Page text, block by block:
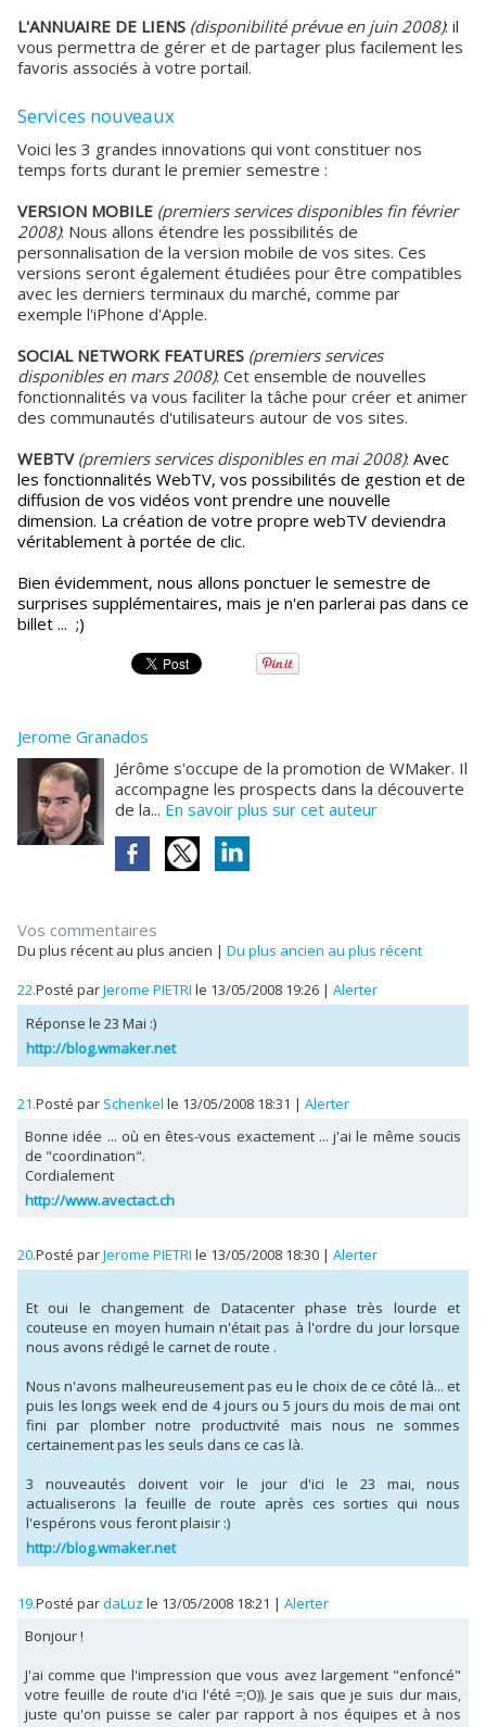
L'ANNUAIRE DE LIENS (disponibilité prévue en juin 2008): il
vous permettra de gérer et de partager plus facilement les
favoris associés à votre portail.
Services nouveaux
Voici les 3 grandes innovations qui vont constituer nos
temps forts durant le premier semestre :
VERSION MOBILE (premiers services disponibles fin février
2008): Nous allons étendre les possibilités de
personnalisation de la version mobile de vos sites. Ces
versions seront également étudiées pour être compatibles
avec les derniers terminaux du marché, comme par
exemple l'iPhone d'Apple.
SOCIAL NETWORK FEATURES (premiers services
disponibles en mars 2008): Cet ensemble de nouvelles
fonctionnalités va vous faciliter la tâche pour créer et animer
des communautés d'utilisateurs autour de vos sites.
WEBTV (premiers services disponibles en mai 2008): Avec
les fonctionnalités WebTV, vos possibilités de gestion et de
diffusion de vos vidéos vont prendre une nouvelle
dimension. La création de votre propre webTV deviendra
véritablement à portée de clic.
Bien évidemment, nous allons ponctuer le semestre de
surprises supplémentaires, mais je n'en parlerai pas dans ce
billet ... ;)
Jerome Granados
Jérôme s'occupe de la promotion de WMaker. Il
accompagne les prospects dans la découverte
de la... En savoir plus sur cet auteur
Vos commentaires
Du plus récent au plus ancien | Du plus ancien au plus récent
22.Posté parJerome PIETRI le 13/05/2008 19:26 | Alerter
Réponse le 23 Mai :)
http://blog.wmaker.net
21.Posté par Schenkel le 13/05/2008 18:31 | Alerter
Bonne idée ... où en êtes-vous exactement ... j'ai le même soucis
de "coordination".
Cordialement
http://www.avectact.ch
20.Posté parJerome PIETRI le 13/05/2008 18:30 | Alerter
Et oui le changement de Datacenter phase très lourde et
couteuse en moyen humain n'était pas à l'ordre du jour lorsque
nous avons rédigé le carnet de route .
Nous n'avons malheureusement pas eu le choix de ce côté là... et
puis les longs week end de 4 jours ou 5 jours du mois de mai ont
fini par plomber notre productivité mais nous ne sommes
certainement pas les seuls dans ce cas là.
3 nouveautés doivent voir le jour d'ici le 23 mai, nous
actualiserons la feuille de route après ces sorties qui nous
l'espérons vous feront plaisir :)
http://blog.wmaker.net
19.Posté pardaLuz le 13/05/2008 18:21 | Alerter
Bonjour !
J'ai comme que l'impression que vous avez largement "enfoncé"
votre feuille de route d'ici l'été =;O)). Je sais que je suis dur mais,
juste qu'on puisse se caler par rapport à nos équipes et à nos